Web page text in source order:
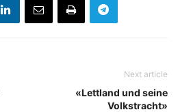
Next article
«Lettland und seine
Volkstracht»